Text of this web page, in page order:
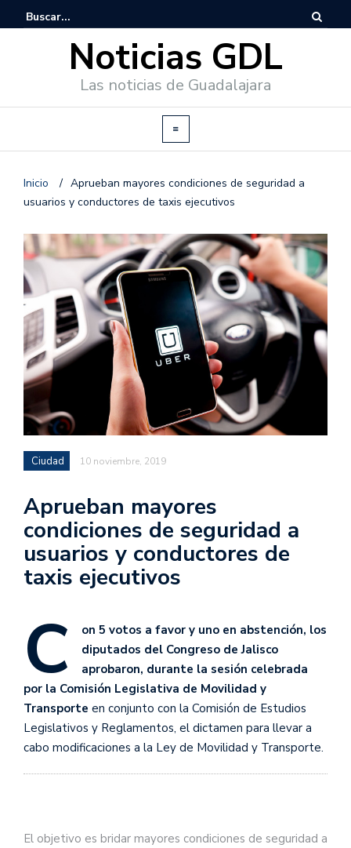
Noticias GDL
Las noticias de Guadalajara
Inicio / Aprueban mayores condiciones de seguridad a
usuarios y conductores de taxis ejecutivos
Ciudad 10 noviembre, 2019
Aprueban mayores
condiciones de seguridad a
usuarios y conductores de
taxis ejecutivos
C
on 5 votos a favor y uno en abstención, los
diputados del Congreso de Jalisco
aprobaron, durante la sesión celebrada
por la Comisión Legislativa de Movilidad y
Transporte en conjunto con la Comisión de Estudios
Legislativos y Reglamentos, el dictamen para llevar a
cabo modificaciones a la Ley de Movilidad y Transporte.
El objetivo es bridar mayores condiciones de seguridad a